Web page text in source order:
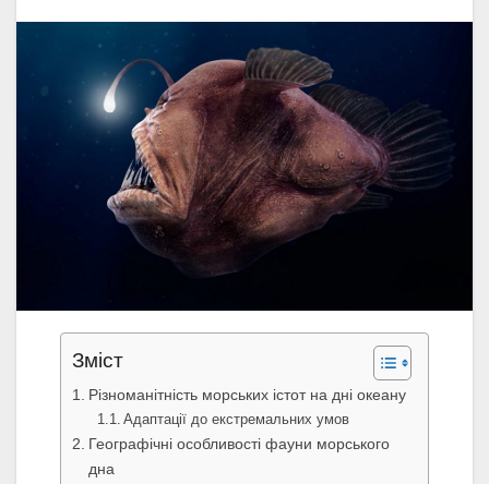
Зміст
Різноманітність морських істот на дні океану
Адаптації до екстремальних умов
Географічні особливості фауни морського
дна